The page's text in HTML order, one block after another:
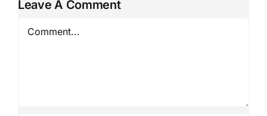
Leave A Comment